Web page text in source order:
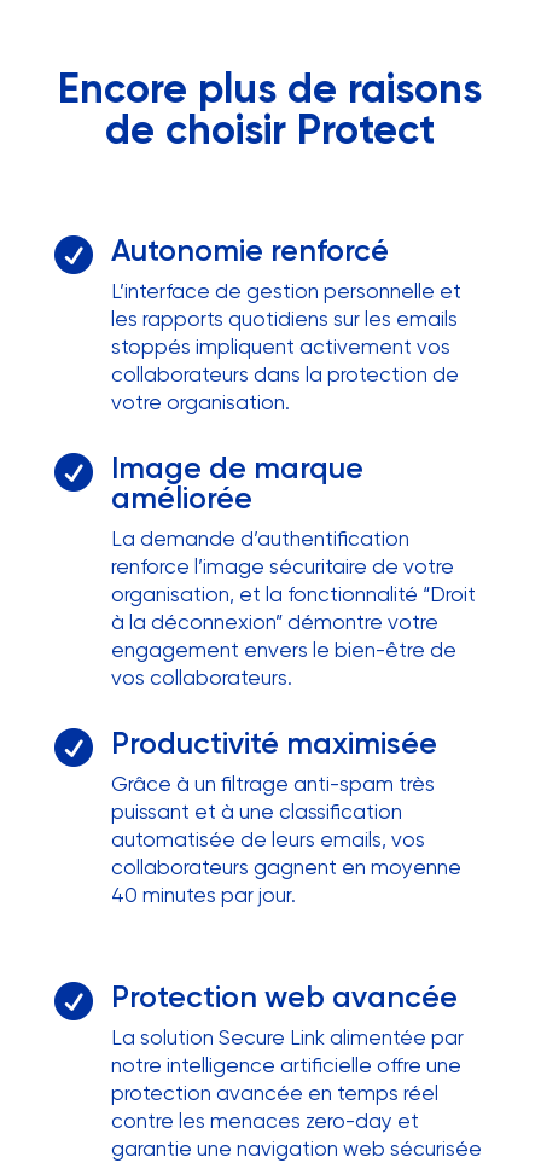
Encore plus de raisons
de choisir Protect
 Autonomie renforcé
L’interface de gestion personnelle et
les rapports quotidiens sur les emails
stoppés impliquent activement vos
collaborateurs dans la protection de
votre organisation.
 Image de marque
améliorée
La demande d’authentification
renforce l’image sécuritaire de votre
organisation, et la fonctionnalité “Droit
à la déconnexion” démontre votre
engagement envers le bien-être de
vos collaborateurs.
 Productivité maximisée
Grâce à un filtrage anti-spam très
puissant et à une classification
automatisée de leurs emails, vos
collaborateurs gagnent en moyenne
40 minutes par jour.
 Protection web avancée
La solution Secure Link alimentée par
notre intelligence artificielle offre une
protection avancée en temps réel
contre les menaces zero-day et
garantie une navigation web sécurisée